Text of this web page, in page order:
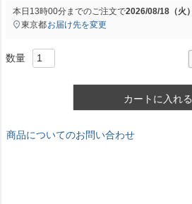
本日 13時00分までのご注文で2026/08/18（火）
東京都お届け先を変更
カートに入れる
商品についてのお問い合わせ